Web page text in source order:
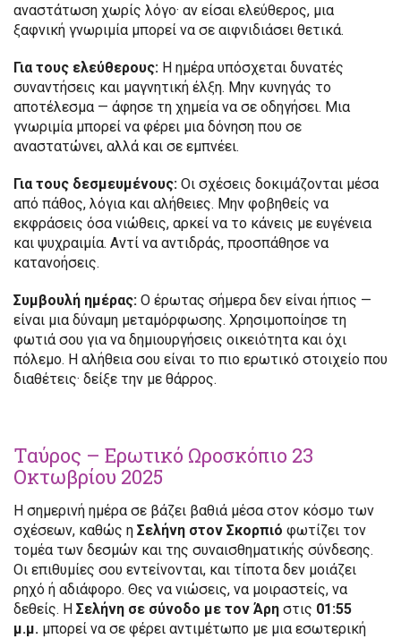
αναστάτωση χωρίς λόγο· αν είσαι ελεύθερος, μια
ξαφνική γνωριμία μπορεί να σε αιφνιδιάσει θετικά.
Για τους ελεύθερους: Η ημέρα υπόσχεται δυνατές
συναντήσεις και μαγνητική έλξη. Μην κυνηγάς το
αποτέλεσμα — άφησε τη χημεία να σε οδηγήσει. Μια
γνωριμία μπορεί να φέρει μια δόνηση που σε
αναστατώνει, αλλά και σε εμπνέει.
Για τους δεσμευμένους: Οι σχέσεις δοκιμάζονται μέσα
από πάθος, λόγια και αλήθειες. Μην φοβηθείς να
εκφράσεις όσα νιώθεις, αρκεί να το κάνεις με ευγένεια
και ψυχραιμία. Αντί να αντιδράς, προσπάθησε να
κατανοήσεις.
Συμβουλή ημέρας: Ο έρωτας σήμερα δεν είναι ήπιος —
είναι μια δύναμη μεταμόρφωσης. Χρησιμοποίησε τη
φωτιά σου για να δημιουργήσεις οικειότητα και όχι
πόλεμο. Η αλήθεια σου είναι το πιο ερωτικό στοιχείο που
διαθέτεις· δείξε την με θάρρος.
Ταύρος – Ερωτικό Ωροσκόπιο 23
Οκτωβρίου 2025
Η σημερινή ημέρα σε βάζει βαθιά μέσα στον κόσμο των
σχέσεων, καθώς η Σελήνη στον Σκορπιό φωτίζει τον
τομέα των δεσμών και της συναισθηματικής σύνδεσης.
Οι επιθυμίες σου εντείνονται, και τίποτα δεν μοιάζει
ρηχό ή αδιάφορο. Θες να νιώσεις, να μοιραστείς, να
δεθείς. Η Σελήνη σε σύνοδο με τον Άρη στις 01:55
μ.μ. μπορεί να σε φέρει αντιμέτωπο με μια εσωτερική